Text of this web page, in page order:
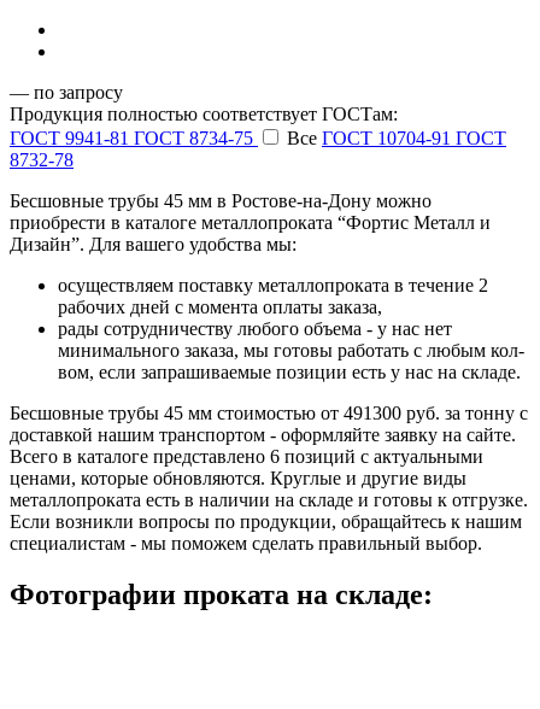
— по запросу
Продукция полностью соответствует ГОСТам:
ГОСТ 9941-81 ГОСТ 8734-75 Все ГОСТ 10704-91 ГОСТ
8732-78
Бесшовные трубы 45 мм в Ростове-на-Дону можно
приобрести в каталоге металлопроката “Фортис Металл и
Дизайн”. Для вашего удобства мы:
осуществляем поставку металлопроката в течение 2
рабочих дней с момента оплаты заказа,
рады сотрудничеству любого объема - у нас нет
минимального заказа, мы готовы работать с любым кол-
вом, если запрашиваемые позиции есть у нас на складе.
Бесшовные трубы 45 мм стоимостью от 491300 руб. за тонну с
доставкой нашим транспортом - оформляйте заявку на сайте.
Всего в каталоге представлено 6 позиций с актуальными
ценами, которые обновляются. Круглые и другие виды
металлопроката есть в наличии на складе и готовы к отгрузке.
Если возникли вопросы по продукции, обращайтесь к нашим
специалистам - мы поможем сделать правильный выбор.
Фотографии проката на складе: